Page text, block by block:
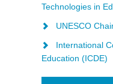
Technologies in
UNESCO
International
Education (ICDE)